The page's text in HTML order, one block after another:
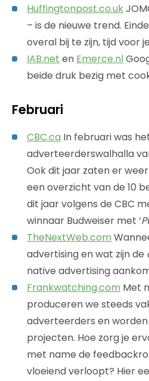
Huffingtonpost.co.uk
– is de nieuwe trend.
overal bij te zijn, tijd voor
IAB.net en Emerce.nl
beide druk bezig met
Februari
CBC.ca In februari was
adverteerderswalhalla
Ook dit jaar zaten er
een overzicht van de 10
dit jaar volgens de CBC
winnaar Budweiser met ‘
TheNextWeb.com
advertising en wat zijn de
native advertising
Frankwatching.com Met
produceren we steeds
adverteerders en
projecten. Hoe zorg je
met name de
vloeiend verloopt? Hier